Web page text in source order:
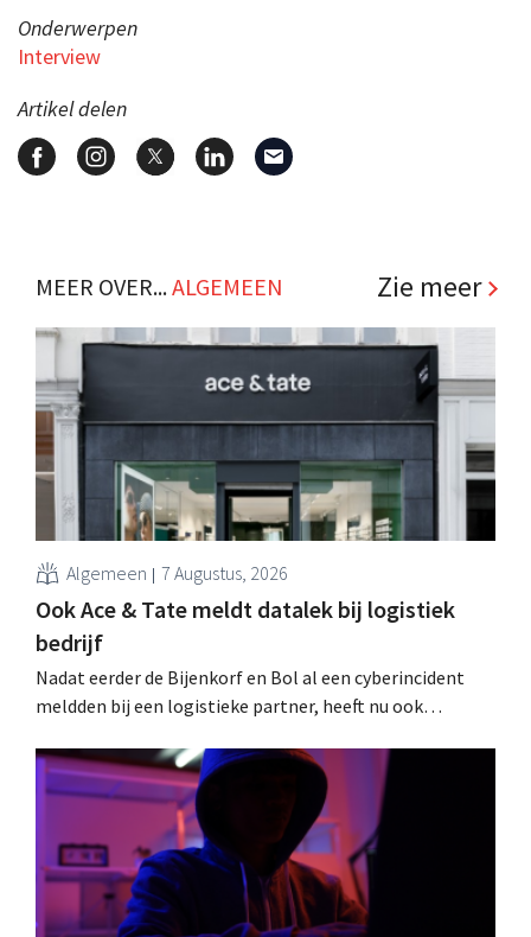
Onderwerpen
Interview
Artikel delen
MEER OVER...ALGEMEEN Zie meer
Algemeen 7 Augustus, 2026
Ook Ace & Tate meldt datalek bij logistiek
bedrijf
Nadat eerder de Bijenkorf en Bol al een cyberincident
meldden bij een logistieke partner, heeft nu ook
datalek. Financiële gegevens, gebruikersnamen en
wachtwoorden zijn niet getroffen.